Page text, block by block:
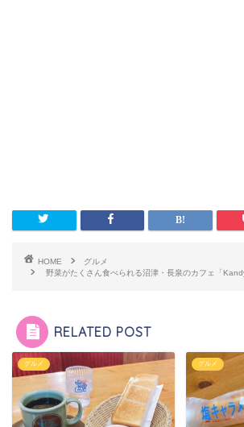
HOME
グルメ
野菜がたくさん食べられる沼津・長泉のカフェ「
RELATED POST
グルメ グルメ